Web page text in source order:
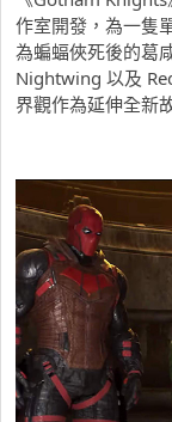
作室開發，為一隻
為蝙蝠俠死後的葛
Nightwing 以及
界觀作為延伸全新